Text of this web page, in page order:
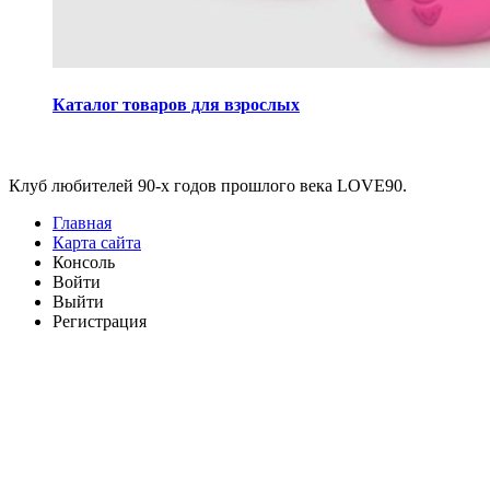
Каталог товаров для взрослых
Клуб любителей 90-х годов прошлого века LOVE90.
Главная
Карта сайта
Консоль
Войти
Выйти
Регистрация